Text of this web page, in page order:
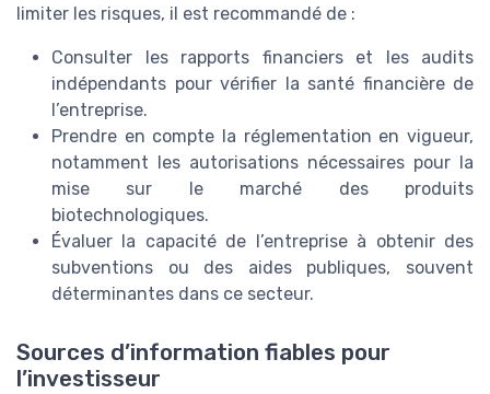
limiter les risques, il est recommandé de :
Consulter les rapports financiers et les audits
indépendants pour vérifier la santé financière de
l’entreprise.
Prendre en compte la réglementation en vigueur,
notamment les autorisations nécessaires pour la
mise sur le marché des produits
biotechnologiques.
Évaluer la capacité de l’entreprise à obtenir des
subventions ou des aides publiques, souvent
déterminantes dans ce secteur.
Sources d’information fiables pour
l’investisseur